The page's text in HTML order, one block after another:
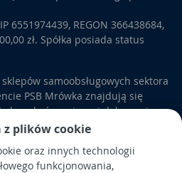
z plików cookie
oraz innych technologii
funkcjonowania,
najazdowego) i łukową.
mogą też służyć do
aranżacji ogrodowych.
ładniej niż drogowe. Mogą
plastikoweestetycznie
W sklepie Mrówka znajdziemy
6551974439, REGON 366438684,
zł. Spółka posiada status
samoobsługowych sektora
PSB Mrówka znajdują się
wykończeniowe i dekoracyjne,
elektronarzędzia, a także
i otoczeniem domu.